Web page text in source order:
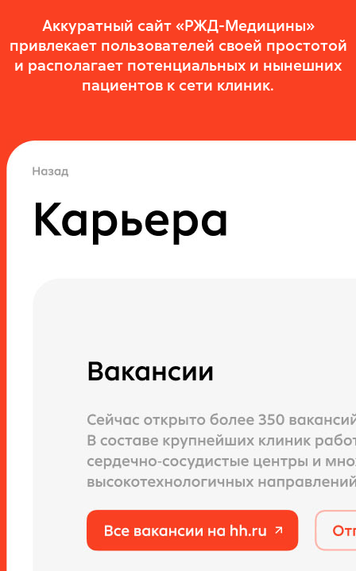
Аккуратный сайт «РЖД-Медицины»
привлекает пользователей своей простотой
и располагает потенциальных и нынешних
пациентов к сети клиник.